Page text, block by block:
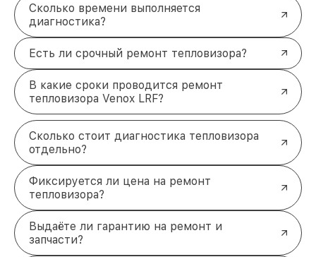
Сколько времени выполняется
диагностика?
Есть ли срочный ремонт тепловизора?
В какие сроки проводится ремонт
тепловизора Venox LRF?
Сколько стоит диагностика тепловизора
отдельно?
Фиксируется ли цена на ремонт
тепловизора?
Выдаёте ли гарантию на ремонт и
запчасти?